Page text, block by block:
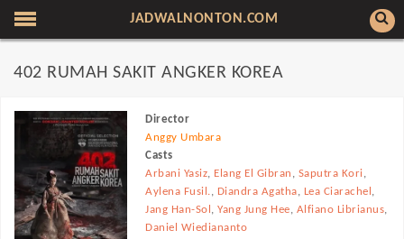
JADWALNONTON.COM
402 RUMAH SAKIT ANGKER KOREA
Director
Anggy Umbara
Casts
Arbani Yasiz, Elang El Gibran , Saputra Kori,
Aylena Fusil., Diandra Agatha, Lea Ciarachel ,
Jang Han-Sol ,Yang Jung Hee, Alfiano Librianus,
Daniel Wiediananto